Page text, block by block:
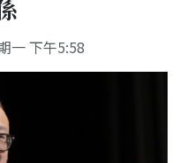
一 下午5:58